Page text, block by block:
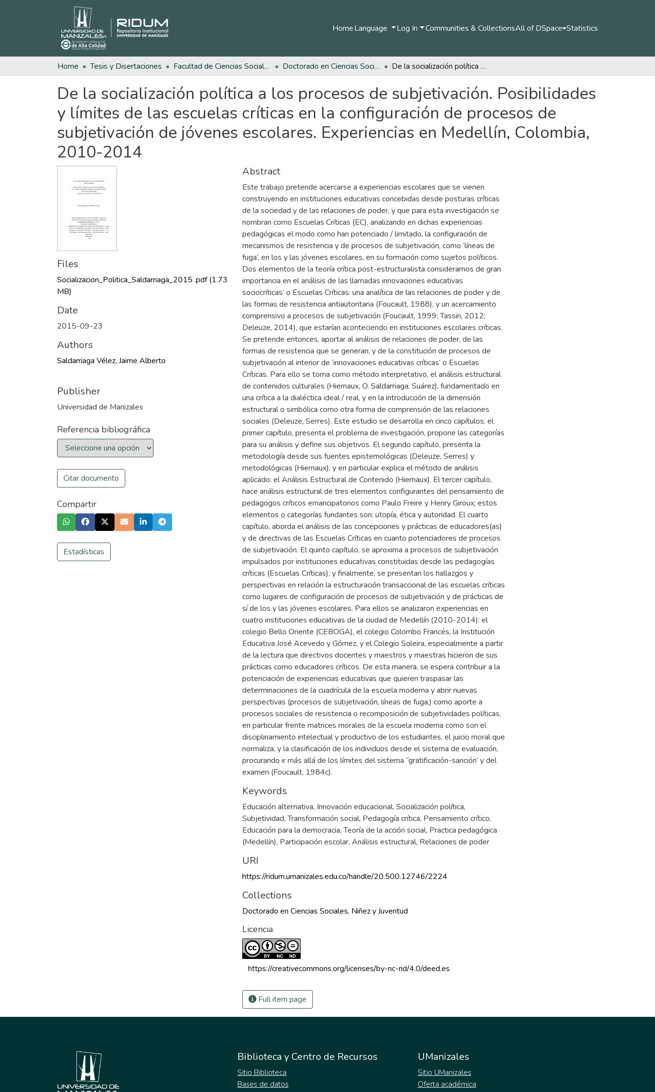
HomeLanguage Log In Communities & CollectionsAll of DSpace Statistics
Home Tesis y Disertaciones Facultad de Ciencias Sociales y Humanas Doctorado en Ciencias Sociales, Niñez y Juventud De la socialización política a los procesos de subjetivación. Posibilidades y límites de las escuelas críticas en la configuración de procesos de subjetivación de jóvenes escolares. Experiencias en Medellín, Colombia, 2010-2014
De la socialización política a los procesos de subjetivación. Posibilidades
y límites de las escuelas críticas en la configuración de procesos de
subjetivación de jóvenes escolares. Experiencias en Medellín, Colombia,
2010-2014
Files
Socializacion_Politica_Saldarriaga_2015 .pdf(1.73
MB)
Date
2015-09-23
Authors
Saldarriaga Vélez, Jaime Alberto
Publisher
Universidad de Manizales
Referencia bibliográfica
Citar documento
Compartir
Estadísticas
Abstract
Este trabajo pretende acercarse a experiencias escolares que se vienen
construyendo en instituciones educativas concebidas desde posturas críticas
de la sociedad y de las relaciones de poder, y que para esta investigación se
nombran como Escuelas Críticas (EC), analizando en dichas experiencias
pedagógicas el modo como han potenciado / limitado, la configuración de
mecanismos de resistencia y de procesos de subjetivación, como ‘líneas de
fuga’, en los y las jóvenes escolares, en su formación como sujetos políticos.
Dos elementos de la teoría crítica post-estructuralista consideramos de gran
importancia en el análisis de las llamadas innovaciones educativas
sociocríticas’ o Escuelas Críticas: una analítica de las relaciones de poder y de
las formas de resistencia antiautoritaria (Foucault, 1988), y un acercamiento
comprensivo a procesos de subjetivación (Foucault, 1999; Tassin, 2012;
Deleuze, 2014), que estarían aconteciendo en instituciones escolares críticas.
Se pretende entonces, aportar al análisis de relaciones de poder, de las
formas de resistencia que se generan, y de la constitución de procesos de
subjetivación al interior de ‘innovaciones educativas críticas’ o Escuelas
Críticas. Para ello se toma como método interpretativo, el análisis estructural
de contenidos culturales (Hiernaux, O. Saldarriaga, Suárez), fundamentado en
una crítica a la dialéctica ideal / real, y en la introducción de la dimensión
estructural o simbólica como otra forma de comprensión de las relaciones
sociales (Deleuze, Serres). Este estudio se desarrolla en cinco capítulos: el
primer capítulo, presenta el problema de investigación, propone las categorías
para su análisis y define sus objetivos. El segundo capítulo, presenta la
metodología desde sus fuentes epistemológicas (Deleuze, Serres) y
metodológicas (Hiernaux), y en particular explica el método de análisis
aplicado: el Análisis Estructural de Contenido (Hiernaux). El tercer capítulo,
hace análisis estructural de tres elementos configurantes del pensamiento de
pedagogos críticos emancipatorios como Paulo Freire y Henry Giroux; estos
elementos o categorías fundantes son: utopía, ética y autoridad. El cuarto
capítulo, aborda el análisis de las concepciones y prácticas de educadores(as)
y de directivas de las Escuelas Críticas en cuanto potenciadores de procesos
de subjetivación. El quinto capítulo, se aproxima a procesos de subjetivación
impulsados por instituciones educativas constituidas desde las pedagogías
críticas (Escuelas Críticas); y finalmente, se presentan los hallazgos y
perspectivas en relación la estructuración transaccional de las escuelas críticas
como lugares de configuración de procesos de subjetivación y de prácticas de
sí de los y las jóvenes escolares. Para ellos se analizaron experiencias en
cuatro instituciones educativas de la ciudad de Medellín (2010-2014): el
colegio Bello Oriente (CEBOGA), el colegio Colombo Francés, la Institución
Educativa José Acevedo y Gómez, y el Colegio Soleira, especialmente a partir
de la lectura que directivos docentes y maestros y maestras hicieron de sus
prácticas como educadores críticos. De esta manera, se espera contribuir a la
potenciación de experiencias educativas que quieren traspasar las
determinaciones de la cuadrícula de la escuela moderna y abrir nuevas
perspectivas (procesos de subjetivación, líneas de fuga,) como aporte a
procesos sociales de resistencia o recomposición de subjetividades políticas,
en particular frente matrices morales de la escuela moderna como son el
disciplinamiento intelectual y productivo de los estudiantes, el juicio moral que
normaliza, y la clasificación de los individuos desde el sistema de evaluación,
procurando ir más allá de los límites del sistema “gratificación-sanción’ y del
examen (Foucault, 1984c).
Keywords
Educación alternativa, Innovación educacional, Socialización política,
Subjetividad,Transformación social, Pedagogía crítica, Pensamiento crítico,
Educación para la democracia,Teoría de la acción social, Practica pedagógica
(Medellín), Participación escolar, Análisis estructural, Relaciones de poder
URI
https://ridum.umanizales.edu.co/handle/20.500.12746/2224
Collections
Doctorado en Ciencias Sociales, Niñez y Juventud
Licencia
https://creativecommons.org/licenses/by-nc-nd/4.0/deed.es
Full item page
Biblioteca y Centro de Recursos
Sitio Biblioteca
Bases de datos
UManizales
Sitio UManizales
Oferta académica